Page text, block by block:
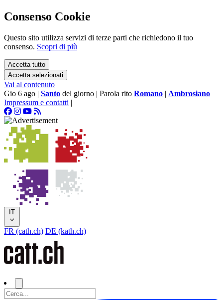
Consenso Cookie
Questo sito utilizza servizi di terze parti che richiedono il tuo
consenso. Scopri di più
Accetta tutto
Accetta selezionati
Vai al contenuto
Gio 6 ago | Santo del giorno | Parola rito Romano | Ambrosiano
Impressum e contatti |
IT
FR (cath.ch) DE (kath.ch)